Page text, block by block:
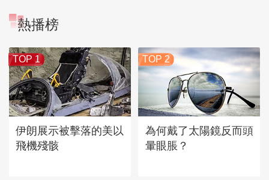
熱播榜
TOP 1
伊朗展示被擊落的美以
飛機殘骸
TOP 2
為何戴了太陽鏡反而頭
暈眼脹？